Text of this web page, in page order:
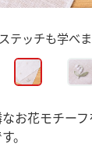
テッチも学べ
お花モチー
。